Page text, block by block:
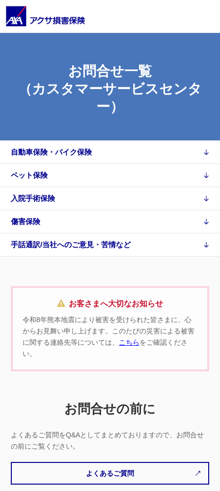
お問合せ一覧
（カスタマーサービスセンタ
ー）
自動車保険・バイク保険
ペット保険
入院手術保険
傷害保険
手話通訳/当社へのご意見・苦情など
お客さまへ大切なお知らせ
令和8年熊本地震により被害を受けられた皆さまに、心
からお見舞い申し上げます。このたびの災害による被害
に関する連絡先等については、
こちらをご確認くださ
い。
お問合せの前に
よくあるご質問をQ&Aとしてまとめておりますので、お問合せ
の前にご覧ください。
よくあるご質問